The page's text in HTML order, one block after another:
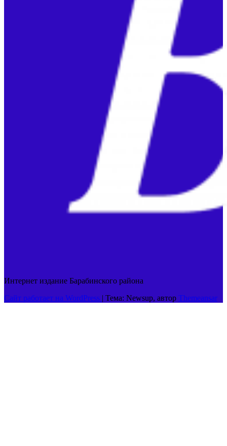
Интернет издание Барабинского района
Сайт работает на WordPress | Тема: Newsup, автор Themeansar